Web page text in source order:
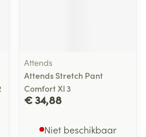
Attends
Attends Stretch Pant
Comfort Xl 3
€ 34,88
Niet beschikbaar